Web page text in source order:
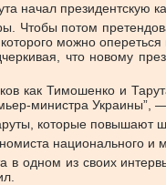
начал президентскую
Чтобы потом
можно опереться
что новому
как Тимошенко и
министра Украины”,
которые повышают
национального
одном из своих